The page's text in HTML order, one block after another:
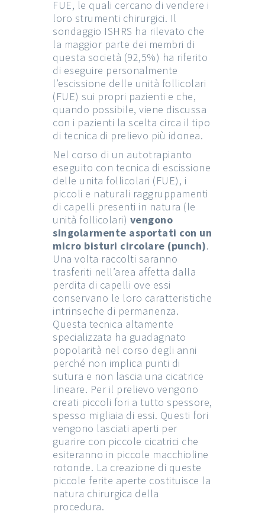
FUE, le quali cercano di vendere i
loro strumenti chirurgici. Il
sondaggio ISHRS ha rilevato che
la maggior parte dei membri di
questa società (92,5%) ha riferito
di eseguire personalmente
l’escissione delle unità follicolari
(FUE) sui propri pazienti e che,
quando possibile, viene discussa
con i pazienti la scelta circa il tipo
di tecnica di prelievo più idonea.
Nel corso di un autotrapianto
eseguito con tecnica di escissione
delle unita follicolari (FUE), i
piccoli e naturali raggruppamenti
di capelli presenti in natura (le
unità follicolari) vengono
singolarmente asportati con un
micro bisturi circolare (punch).
Una volta raccolti saranno
trasferiti nell’area affetta dalla
perdita di capelli ove essi
conservano le loro caratteristiche
intrinseche di permanenza.
Questa tecnica altamente
specializzata ha guadagnato
popolarità nel corso degli anni
perché non implica punti di
sutura e non lascia una cicatrice
lineare. Per il prelievo vengono
creati piccoli fori a tutto spessore,
spesso migliaia di essi. Questi fori
vengono lasciati aperti per
guarire con piccole cicatrici che
esiteranno in piccole macchioline
rotonde. La creazione di queste
piccole ferite aperte costituisce la
natura chirurgica della
procedura.